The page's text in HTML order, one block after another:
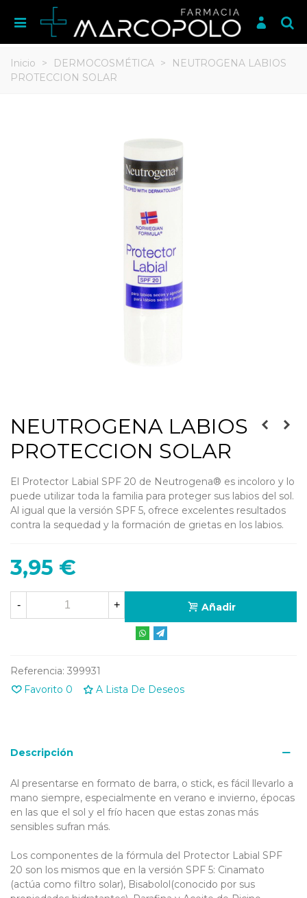
Inicio > DERMOCOSMÉTICA >
NEUTROGENA LABIOS
PROTECCION SOLAR
NEUTROGENA LABIOS
PROTECCION SOLAR
El Protector Labial SPF 20 de Neutrogena® es incoloro y lo
puede utilizar toda la familia para proteger sus labios del sol.
Al igual que la versión SPF 5, ofrece excelentes resultados
contra la sequedad y la formación de grietas en los labios.
3,95 €
- + Añadir
Referencia: 399931
Favorito 0 A Lista De Deseos
Descripción
Al presentarse en formato de barra, o stick, es fácil llevarlo a
mano siempre, especialmente en verano e invierno, épocas
en las que el sol y el frío hacen que estas zonas más
sensibles sufran más.
Los componentes de la fórmula del Protector Labial SPF
20 son los mismos que en la versión SPF 5: Cinamato
(actúa como filtro solar), Bisabolol(conocido por sus